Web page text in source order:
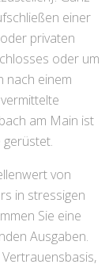
einer
privaten
oder um
nach einem
am Main ist
von
in stressigen
Sie eine
Ausgaben.